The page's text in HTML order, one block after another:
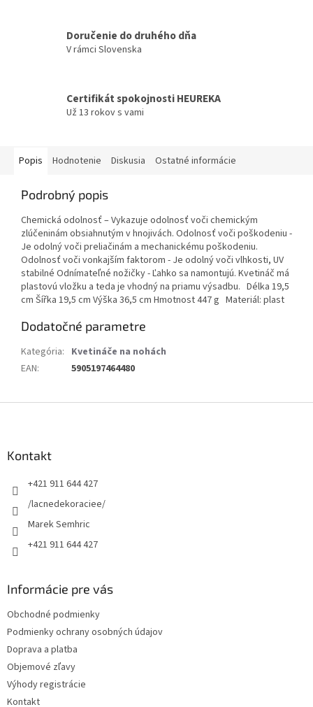
Doručenie do druhého dňa
V rámci Slovenska
Certifikát spokojnosti HEUREKA
Už 13 rokov s vami
Popis Hodnotenie Diskusia Ostatné informácie
Podrobný popis
Chemická odolnosť – Vykazuje odolnosť voči chemickým
zlúčeninám obsiahnutým v hnojivách. Odolnosť voči poškodeniu -
Je odolný voči preliačinám a mechanickému poškodeniu.
Odolnosť voči vonkajším faktorom - Je odolný voči vlhkosti, UV
stabilné Odnímateľné nožičky - Ľahko sa namontujú. Kvetináč má
plastovú vložku a teda je vhodný na priamu výsadbu. Délka 19,5
cm Šířka 19,5 cm Výška 36,5 cm Hmotnost 447 g Materiál: plast
Dodatočné parametre
Kategória: Kvetináče na nohách
EAN: 5905197464480
Kontakt
+421 911 644 427
/lacnedekoraciee/
Marek Semhric
+421 911 644 427
Informácie pre vás
Obchodné podmienky
Podmienky ochrany osobných údajov
Doprava a platba
Objemové zľavy
Výhody registrácie
Kontakt